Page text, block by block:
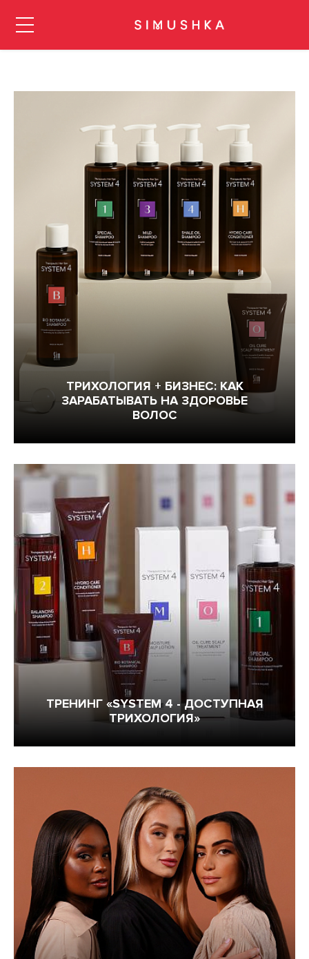
Барберинг
Мужские стрижки
Женские стрижки
Колористика
Укладки и прически
Уход и трихология
Химическая завивка
Бесплатные курсы и семинары
Обучение у вас в салоне
Салонный бизнес
Искусство преподавания
Обучение парикмахеров с нуля
Обучение у вас в салоне
Обучение с нуля
Скидки на обучение
ПРЕПОДАВАТЕЛИ
МАНЯ МОХОВА АНДРЕЙ ГРИБКОВ
СИД СОТТУНГ ЮЛИЯ АПАНОВИЧ
ЖАН-БАТИСТ МАЗЕЛЛА ЮЛИЯ МИРОНОВА
ТРИХОЛОГИЯ + БИЗНЕС: КАК
ЗАРАБАТЫВАТЬ НА ЗДОРОВЬЕ
ВОЛОС
ТРЕНИНГ «SYSTEM 4 - ДОСТУПНАЯ
ТРИХОЛОГИЯ»